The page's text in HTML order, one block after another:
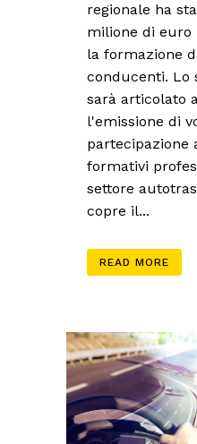
regionale ha
milione di euro
la formazione
conducenti. Lo
sarà articolato
l'emissione di
partecipazione
formativi
settore
copre il...
READ MORE